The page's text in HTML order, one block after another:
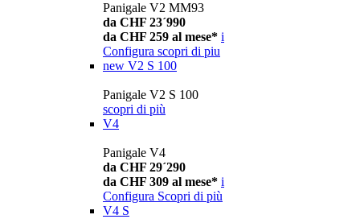
Panigale V2 MM93
da CHF 23´990
da CHF 259 al mese* i
Configura scopri di piu
new V2 S 100
Panigale V2 S 100
scopri di più
V4
Panigale V4
da CHF 29´290
da CHF 309 al mese* i
Configura Scopri di più
V4 S